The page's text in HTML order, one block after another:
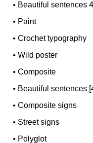
• Beautiful sentences
• Paint
•Crochet typography
•Wild poster
•Composite
• Beautiful sentences
•Composite signs
• Street signs
• Polyglot